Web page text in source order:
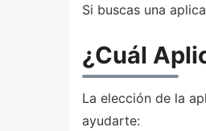
Si buscas una
¿Cuál
La elección de la
ayudarte: